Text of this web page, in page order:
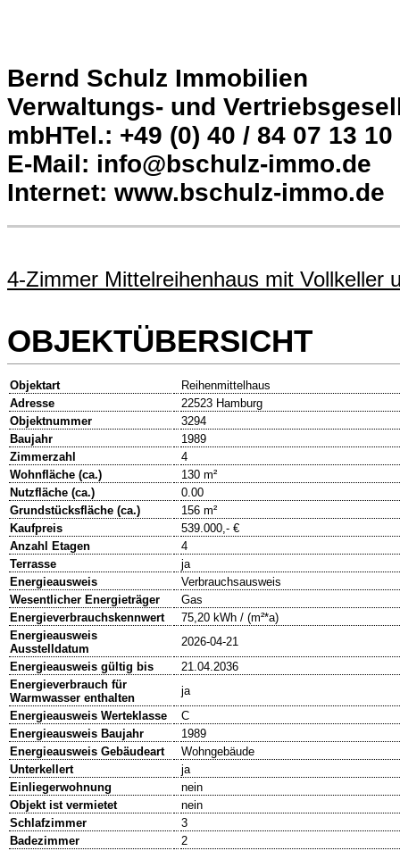
Bernd Schulz Immobilien
Verwaltungs- und
mbHTel.: +49 (0) 40 / 84 07 13 10
E-Mail: info@bschulz-immo.de
Internet: www.bschulz-immo.de
4-Zimmer Mittelreihenhaus mit Vollkeller
OBJEKTÜBERSICHT
Objektart
Reihenmittelhaus
Adresse
22523 Hamburg
Objektnummer
3294
Baujahr
1989
Zimmerzahl
4
Wohnfläche (ca.)
130 m²
Nutzfläche (ca.)
0.00
Grundstücksfläche (ca.)
156 m²
Kaufpreis
539.000,- €
Anzahl Etagen
4
Terrasse
ja
Energieausweis
Verbrauchsausweis
Wesentlicher Energieträger
Gas
Energieverbrauchskennwert
75,20 kWh / (m²*a)
Energieausweis
Ausstelldatum
2026-04-21
Energieausweis gültig bis
21.04.2036
Energieverbrauch für
Warmwasser enthalten
ja
Energieausweis Werteklasse
C
Energieausweis Baujahr
1989
Energieausweis Gebäudeart
Wohngebäude
Unterkellert
ja
Einliegerwohnung
nein
Objekt ist vermietet
nein
Schlafzimmer
3
Badezimmer
2